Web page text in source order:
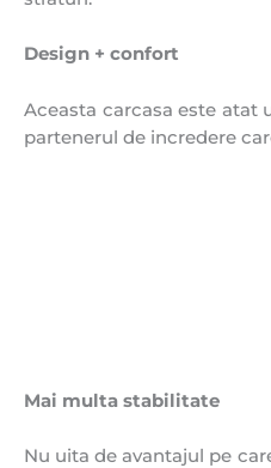
Design + confort
Aceasta carcasa este atat
partenerul de incredere
Mai multa stabilitate
Nu uita de avantajul pe